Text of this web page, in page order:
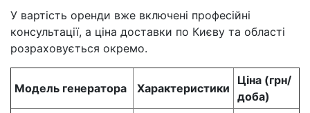
У вартість оренди вже включені професійні
консультації, а ціна доставки по Києву та області
розраховується окремо.
Модель генератора Характеристики
Ціна (грн/
доба)